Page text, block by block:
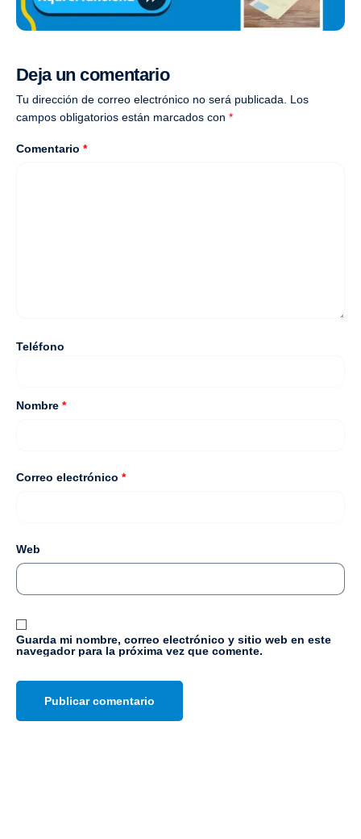
Deja un comentario
Tu dirección de correo electrónico no será publicada.
Los
campos obligatorios están marcados con *
Comentario *
Teléfono
Nombre *
Correo electrónico *
Web
Guarda mi nombre, correo electrónico y sitio web en este
navegador para la próxima vez que comente.